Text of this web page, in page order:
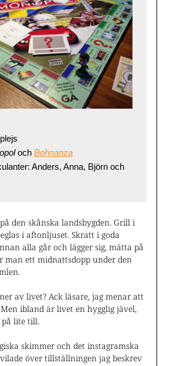
och Bohnanza
Anders, Anna, Björn och
den skånska landsbygden. Grill i
i aftonljuset. Skratt i goda
alla går och lägger sig, mätta på
man ett midnattsdopp under den
av livet? Ack läsare, jag menar att
ibland är livet en hygglig jävel,
lite till.
skimmer och det instagramska
över tillställningen jag beskrev